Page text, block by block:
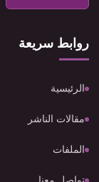
روابط سريعة
الرئيسية
مقالات الناشر
الملفات